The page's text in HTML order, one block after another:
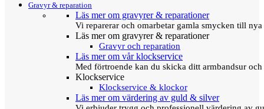
Gravyr & reparation
Läs mer om gravyrer & reparationer
Vi reparerar och omarbetar gamla smycken till
Läs mer om gravyrer & reparationer
Gravyr och reparation
Läs mer om vår klockservice
Med förtroende kan du skicka ditt armbandsur
Klockservice
Klockservice & klockor
Läs mer om värdering av guld & silver